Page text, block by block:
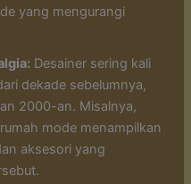
yang mengurangi
Desainer sering kali
dekade sebelumnya,
2000-an. Misalnya,
mode menampilkan
aksesori yang